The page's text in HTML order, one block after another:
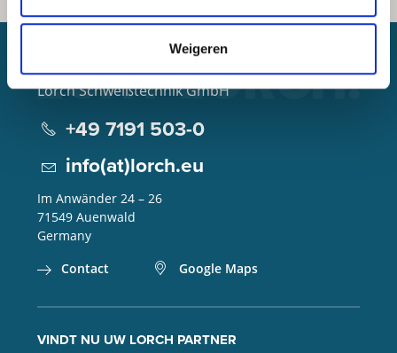
Weigeren
Lorch Schweißtechnik GmbH
+49 7191 503-0
info(at)lorch.eu
Im Anwänder 24 – 26
71549 Auenwald
Germany
Contact
Google Maps
VINDT NU UW LORCH PARTNER